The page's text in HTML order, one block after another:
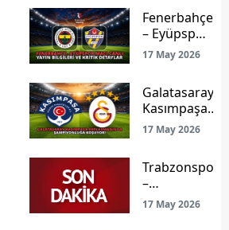
İşte İlk
11’ler ve
Kritik
Detayları
Fenerbahçe
– Eyüpspor
Maçı Canlı
Yayın
Kritik
Detaylar
17 May 2026
Galatasaray
Kasımpaşa
Deplasmanında
Şampiyonluğa
17 May 2026
Trabzonspor
–
Gençlerbirliği
Maçı: Ligde
17 May 2026